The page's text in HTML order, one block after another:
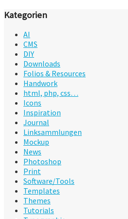
Kategorien
AI
CMS
DIY
Downloads
Folios & Resources
Handwork
html, php, css…
Icons
Inspiration
Journal
Linksammlungen
Mockup
News
Photoshop
Print
Software/Tools
Templates
Themes
Tutorials